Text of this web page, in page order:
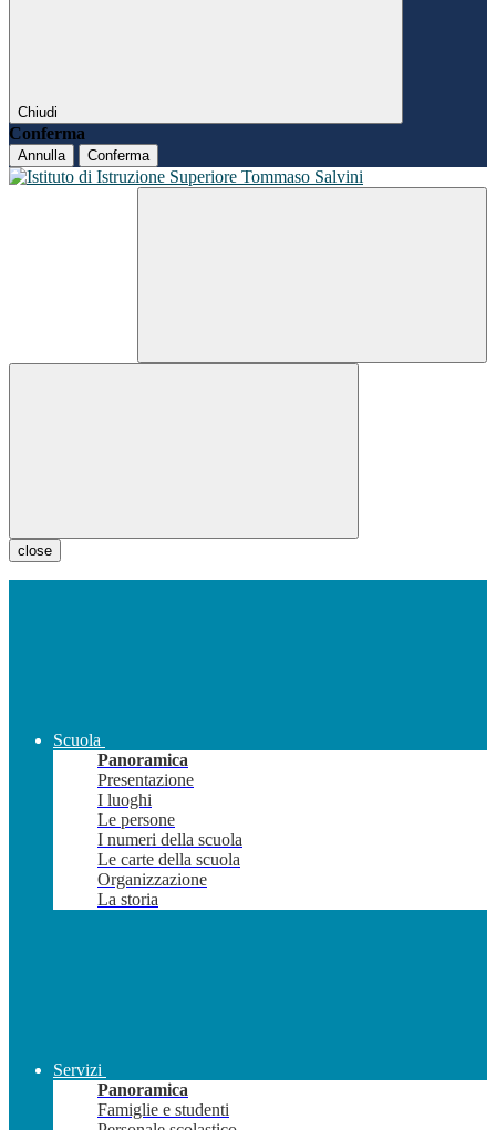
Chiudi
Conferma
Annulla Conferma
close
Scuola
Panoramica
Presentazione
I luoghi
Le persone
I numeri della scuola
Le carte della scuola
Organizzazione
La storia
Servizi
Panoramica
Famiglie e studenti